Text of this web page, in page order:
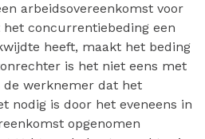
arbeidsovereenkomst voor
concurrentiebeding een
heeft, maakt het beding
is het niet eens met
de werknemer dat het
nodig is door het eveneens in
opgenomen